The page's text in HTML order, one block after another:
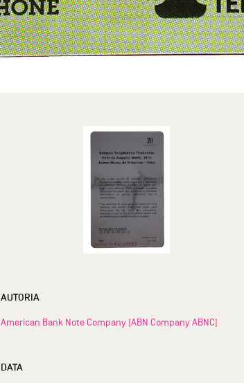
AUTORIA
American Bank Note Company (ABN Company ABNC)
DATA